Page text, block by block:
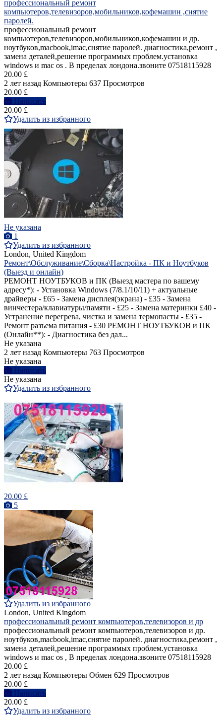
профессиональный ремонт
компьютеров,телевизоров,мобильников,кофемашин ,снятие
паролей.
профессиональный ремонт
компьютеров,телевизоров,мобильников,кофемашин и др.
ноутбуков,macbook,imac,снятие паролей. диагностика,ремонт ,
замена деталей,решение программых проблем.установка
windows и mac os . В пределах лондона.звоните 07518115928
20.00 £
2 лет назад Компьютеры 637 Просмотров
20.00 £
Написать
20.00 £
Удалить из избранного
Не указана
1
Удалить из избранного
London, United Kingdom
Ремонт\Обслуживание\Сборка\Настройка - ПК и Ноутбуков
(Выезд и онлайн)
РЕМОНТ НОУТБУКОВ и ПК (Выезд мастера по вашему
адресу*): - Установка Windows (7/8.1/10/11) + актуальные
драйверы - £65 - Замена дисплея(экрана) - £35 - Замена
винчестера/клавиатуры/памяти - £25 - Замена материнки £40 -
Устранение перегрева, чистка и замена термопасты - £35 -
Ремонт разъема питания - £30 РЕМОНТ НОУТБУКОВ и ПК
(Онлайн**): - Диагностика без дал...
Не указана
2 лет назад Компьютеры 763 Просмотров
Не указана
Написать
Не указана
Удалить из избранного
20.00 £
5
Удалить из избранного
London, United Kingdom
профессиональный ремонт компьютеров,телевизоров и др
профессиональный ремонт компьютеров,телевизоров и др.
ноутбуков,macbook,imac,снятие паролей. диагностика,ремонт ,
замена деталей,решение программых проблем.установка
windows и mac os , В пределах лондона.звоните 07518115928
20.00 £
2 лет назад Компьютеры Обмен 629 Просмотров
20.00 £
Написать
20.00 £
Удалить из избранного